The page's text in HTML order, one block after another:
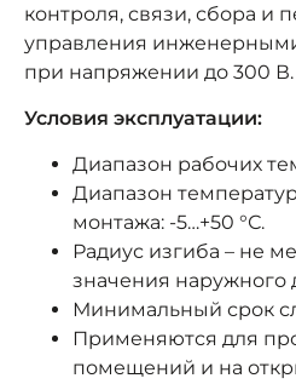
контроля, связи, сбора и
управления
при напряжении до 300 В.
Условия эксплуатации:
Диапазон рабочих
Диапазон
монтажа: -5…+50 °С.
Радиус изгиба – не
значения наружного
Минимальный срок
Применяются для
помещений и на